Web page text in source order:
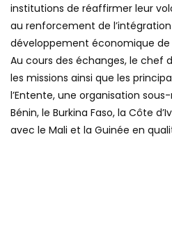
institutions de réaffirmer leur
au renforcement de
développement économique de
Au cours des échanges, le chef
les missions ainsi que les
l’Entente, une organisation
Bénin, le Burkina Faso, la Côte
avec le Mali et la Guinée en